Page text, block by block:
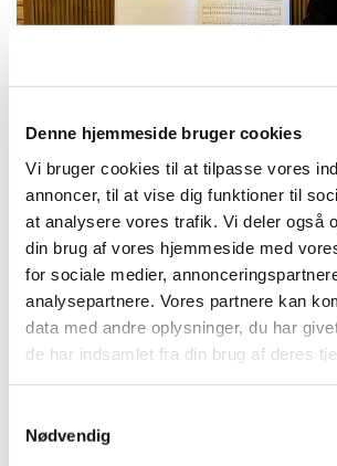
Denne hjemmeside bruger cookies
Vi bruger cookies til at tilpasse vores
annoncer, til at vise dig funktioner til
at analysere vores trafik. Vi deler også
din brug af vores hjemmeside med
for sociale medier,
analysepartnere. Vores partnere kan
data med andre oplysninger, du har
de har indsamlet fra din brug af deres
Nødvendig
Onsdag 2. juni 2027, kl.
Præstebro kirke,
2730 Herlev
I sommermånederne flytter vi
under titlen Sange ved grillen. Vi